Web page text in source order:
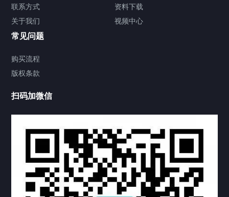
签署类文件海牙认证程序费用
视频中心
定制案例
科研实验室
厂区介绍
联系方式
关于我们
资料下载
视频中心
常见问题
购买流程
版权条款
扫码加微信